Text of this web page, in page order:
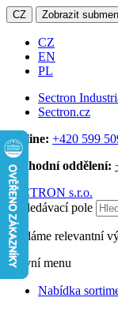
CZ Zobrazit
CZ
EN
PL
Sectron
Sectron.cz
Hotline: +420 599
Obchodní oddělení:
SECTRON s.r.o.
Vyhledávací pole
Hledáme relevantní
Hlavní menu
Nabídka